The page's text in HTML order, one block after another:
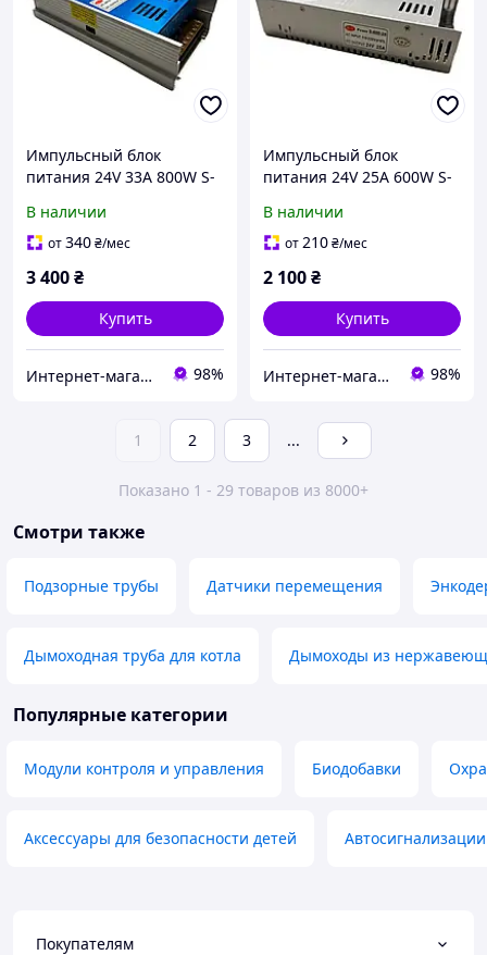
Импульсный блок
питания 24V 33A 800W S-
перфорированный, блок
питания 24 В для LED
безопасности и
оборудования
В наличии
от340₴/мес
3 400₴
Купить
Интернет-магазин "Ginza" — разъёмы, кабели и комплектующие высокого качества 98%
Импульсный блок
питания 24V 25A 600W S-
перфорированный, блок
питания 24 В для LED
безопасности и
оборудования
В наличии
от210₴/мес
2 100₴
Купить
Интернет-магазин "Ginza" — разъёмы, кабели и комплектующие высокого качества 98%
1 2 3 ...
Показано 1 - 29 товаров из 8000+
Смотри также
Подзорные трубы Датчики перемещения
Дымоходная труба для котла Дымоходы из
Популярные категории
Модули контроля и управления Биодобавки
Аксессуары для безопасности детей Автосигнализации
Покупателям